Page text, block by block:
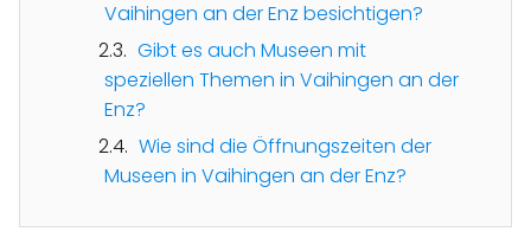
Vaihingen an der Enz besichtigen?
Gibt es auch Museen mit
speziellen Themen in Vaihingen an der
Enz?
Wie sind die Öffnungszeiten der
Museen in Vaihingen an der Enz?